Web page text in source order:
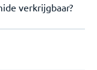
verkrijgbaar?